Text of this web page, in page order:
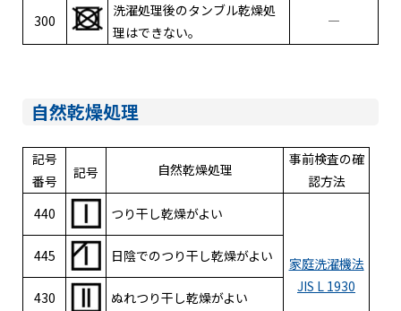
300
洗濯処理後のタンブル乾燥処
理はできない。
―
自然乾燥処理
記号
番号
記号 自然乾燥処理
事前検査の確
認方法
440
つり干し乾燥がよい
家庭洗濯機法
JIS L 1930
445 日陰でのつり干し乾燥がよい
430 ぬれつり干し乾燥がよい